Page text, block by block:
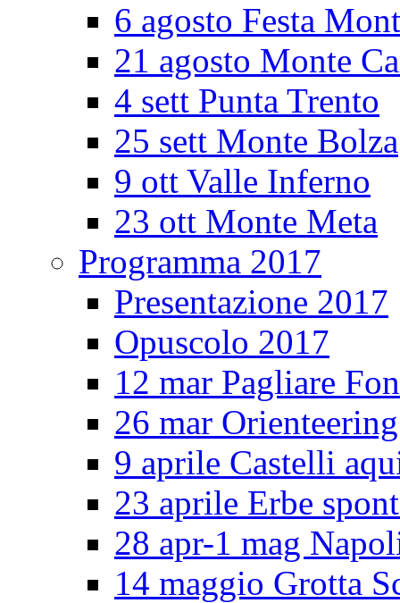
6 agosto Festa
21 agosto Monte
4 sett Punta Trento
25 sett Monte Bolza
9 ott Valle Inferno
23 ott Monte Meta
Programma 2017
Presentazione 2017
Opuscolo 2017
12 mar Pagliare
26 mar
9 aprile Castelli
23 aprile Erbe
28 apr-1 mag
14 maggio Grotta